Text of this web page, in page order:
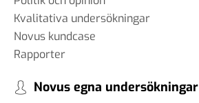
Kvalitativa undersökningar
Novus kundcase
Rapporter
Novus egna undersökningar